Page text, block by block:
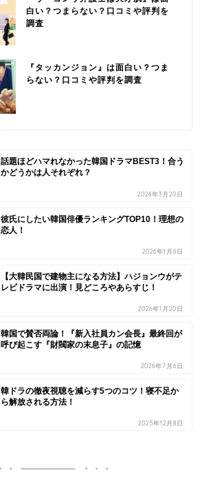
白い？つまらない？口コミや評判を
調査
『タッカンジョン』は面白い？つま
らない？口コミや評判を調査
話題ほどハマれなかった韓国ドラマBEST3！合う
かどうかは人それぞれ？
2026年3月20日
彼氏にしたい韓国俳優ランキングTOP10！理想の
恋人！
2026年1月6日
【大韓民国で建物主になる方法】ハジョンウがテ
レビドラマに出演！見どころやあらすじ！
2026年1月20日
韓国で賛否両論！『新入社員カン会長』最終回が
呼び起こす『財閥家の末息子』の記憶
2026年7月6日
韓ドラの徹夜視聴を減らす5つのコツ！寝不足か
ら解放される方法！
2025年12月8日